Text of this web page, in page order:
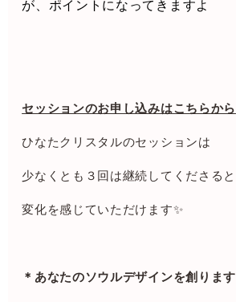
が、ポイントになってきますよ
セッションのお申し込みはこちらから
ひなたクリスタルのセッションは
少なくとも３回は継続してくださると
変化を感じていただけます✨
＊あなたのソウルデザインを創ります